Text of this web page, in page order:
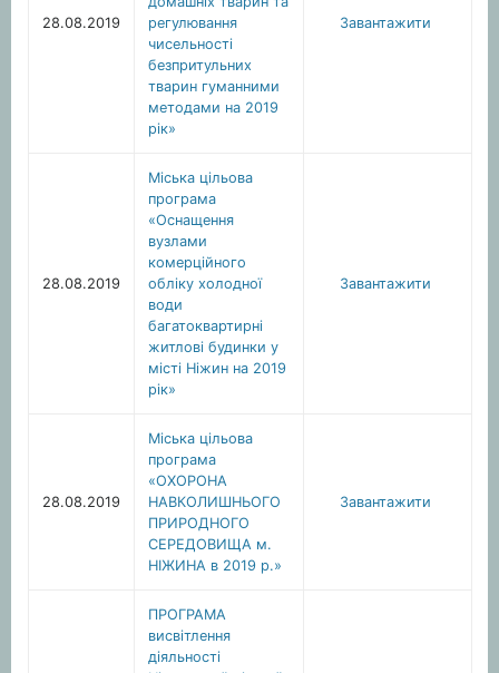
28.08.2019
регулювання
чисельності
безпритульних
тварин гуманними
методами на 2019
рік»
Завантажити
28.08.2019
Міська цільова
програма
«Оснащення
вузлами
комерційного
обліку холодної
води
багатоквартирні
житлові будинки у
місті Ніжин на 2019
рік»
Завантажити
28.08.2019
Міська цільова
програма
«ОХОРОНА
НАВКОЛИШНЬОГО
ПРИРОДНОГО
СЕРЕДОВИЩА м.
НІЖИНА в 2019 р.»
Завантажити
ПРОГРАМА
висвітлення
діяльності